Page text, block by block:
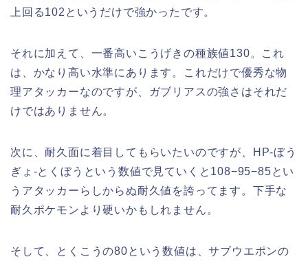
上回る102というだけで強かったです。
それに加えて、一番高いこうげきの種族値130。これ
は、かなり高い水準にあります。これだけで優秀な物
理アタッカーなのですが、ガブリアスの強さはそれだ
けではありません。
次に、耐久面に着目してもらいたいのですが、HP-ぼう
ぎょ-とくぼうという数値で見ていくと108−95−85とい
うアタッカーらしからぬ耐久値を誇ってます。下手な
耐久ポケモンより硬いかもしれません。
そして、とくこうの80という数値は、サブウエポンの